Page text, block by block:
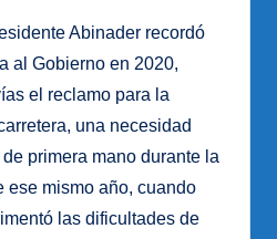
Abinader recordó
al Gobierno en 2020,
el reclamo para la
una necesidad
primera mano durante la
ese mismo año, cuando
las dificultades de